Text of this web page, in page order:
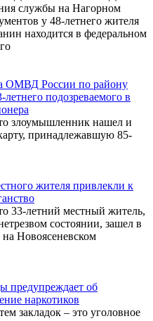
службы на Нагорном
у 48-летнего жителя
находится в федеральном
ОМВД России по району
подозреваемого в
злоумышленник нашел и
принадлежавшую 85-
жителя привлекли к
33-летний местный житель,
состоянии, зашел в
Новоясеневском
об
наркотиков
закладок – это уголовное